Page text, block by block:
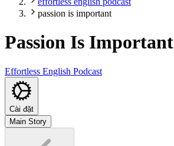
passion is important
Passion Is Important
Effortless English Podcast
Cài đặt
Main Story